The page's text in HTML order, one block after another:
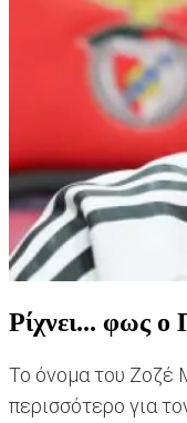
Ρίχνει... φως ο
Το όνομα του Ζοζέ
περισσότερο για